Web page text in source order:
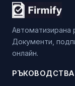
Автоматизирана
Документи,
онлайн.
РЪКОВОДСТВА